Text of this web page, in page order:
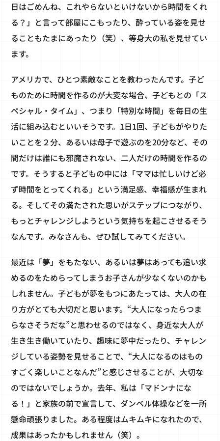
日はごめんね、これやらないといけないから時間をくれ
る？」と言って部屋にこもったり、酔っている姿を見せ
ることもたまにあったり（笑）、等身大の私を見せてい
ます。
アメリカで、ひとつ素敵なことを教わったんです。子ど
ものために時間を作るのが大変な場合、子どもとの「ス
ペシャル・タイム」、つまり「特別な時間」を毎日の生
活に組み込むといいそうです。1日1回、子どもがやりた
いことを２分、あるいは母子で遊ぶのを20分など、その
間だけは誰にも邪魔されない、二人だけの時間を作るの
です。そうすると子どもの中には「ママは忙しいけど必
ず時間をとってくれる」という満足感、幸福感が生まれ
る。そしてその満たされた思いがステップにつながり、
もっとチャレンジしようという気持ちを起こさせるそう
なんです。みなさんも、ぜひ試してみてください。
最近は「夢」をもたない、あるいは夢はあっても追い求
めるのをためらってしまうお子さんが少なくないのかも
しれません。子どもが夢をもつにあたっては、大人の在
り方がとても大切だと思います。“大人になったらつま
らなさそうだな”と思わせるのではなく、身近な大人が
生き生き働いていたり、趣味に夢中だったり、チャレン
ジしている姿勢を見せることで、“大人になるのはもの
すごく楽しいことなんだ”と感じさせることが、大切な
のではないでしょうか。去年、私は「マドンナにな
る！」と家族の前で宣言して、ダンベル体操などを一所
懸命頑張りました。ある程度はムキムキになれたので、
成果はあったかもしれません（笑）。